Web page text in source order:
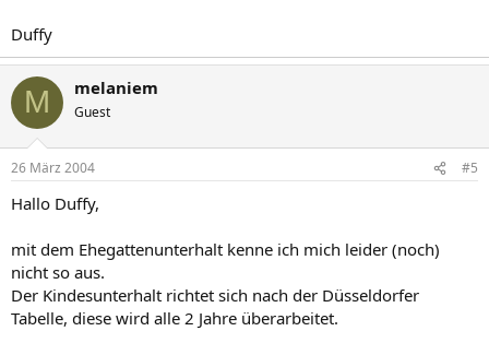
Duffy
M melaniem
Guest
26 März 2004 #5
Hallo Duffy,
mit dem Ehegattenunterhalt kenne ich mich leider (noch)
nicht so aus.
Der Kindesunterhalt richtet sich nach der Düsseldorfer
Tabelle, diese wird alle 2 Jahre überarbeitet.